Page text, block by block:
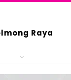
Raya